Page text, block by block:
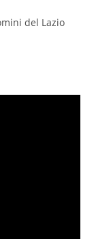
del Lazio